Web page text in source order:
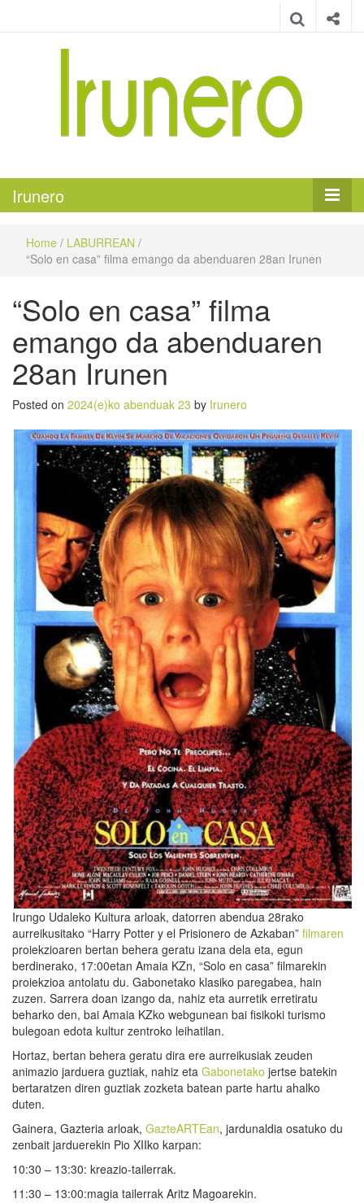
Irunero
Home / LABURREAN /
“Solo en casa” filma emango da abenduaren 28an Irunen
“Solo en casa” filma
emango da abenduaren
28an Irunen
Posted on 2024(e)ko abenduak 23 by Irunero
Irungo Udaleko Kultura arloak, datorren abendua 28rako
aurreikusitako “Harry Potter y el Prisionero de Azkaban” filmaren
proiekzioaren bertan behera geratu izana dela eta, egun
berdinerako, 17:00etan Amaia KZn, “Solo en casa” filmarekin
proiekzioa antolatu du. Gabonetako klasiko paregabea, hain
zuzen. Sarrera doan izango da, nahiz eta aurretik erretiratu
beharko den, bai Amaia KZko webgunean bai fisikoki turismo
bulegoan edota kultur zentroko leihatilan.
Hortaz, bertan behera geratu dira ere aurreikusiak zeuden
animazio jarduera guztiak, nahiz eta Gabonetako jertse batekin
bertaratzen diren guztiak zozketa batean parte hartu ahalko
duten.
Gainera, Gazteria arloak, GazteARTEan, jardunaldia osatuko du
zenbait jarduerekin Pio XIIko karpan:
10:30 – 13:30: kreazio-tailerrak.
11:30 – 13:00:magia tailerrak Aritz Magoarekin.